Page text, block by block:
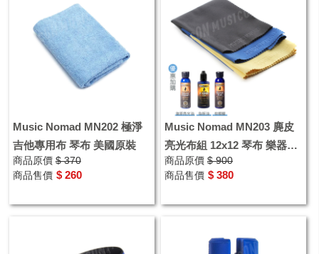
Music Nomad MN202 極淨
吉他專用布 琴布 美國原裝
商品原價 $ 370
商品售價 $ 260
Music Nomad MN203 麂皮
亮光布組 12x12 琴布 樂器保
養 維修清潔布
商品原價 $ 900
商品售價 $ 380